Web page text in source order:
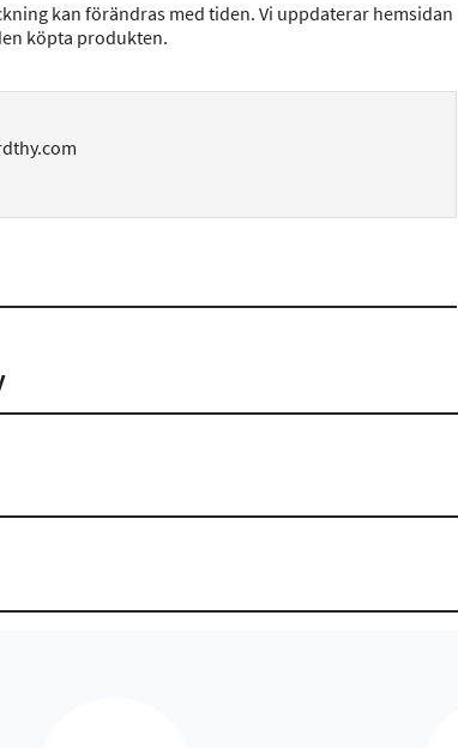
kan förändras med tiden. Vi uppdaterar hemsidan
köpta produkten.